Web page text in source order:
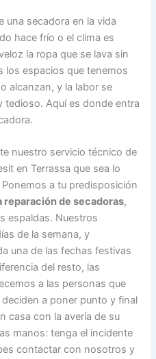
una secadora en la vida
hace frío o el clima es
la ropa que se lava sin
los espacios que tenemos
alcanzan, y la labor se
tedioso. Aquí es donde entra
nuestro servicio técnico de
en Terrassa que sea lo
a tu predisposición
de secadoras,
espaldas. Nuestros
de la semana, y
una de las fechas festivas
del resto, las
a las personas que
a poner punto y final
casa con la avería de su
manos: tenga el incidente
contactar con nosotros y